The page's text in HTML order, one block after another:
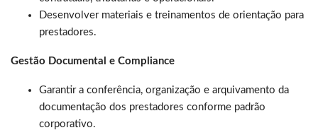
Desenvolver materiais e treinamentos de orientação para
prestadores.
Gestão Documental e Compliance
Garantir a conferência, organização e arquivamento da
documentação dos prestadores conforme padrão
corporativo.